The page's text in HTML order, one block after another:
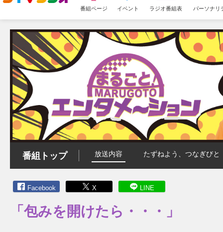
ュ
ー
番組ページ イベント ラジオ番組表 パーソナリ
番組トップ 放送内容 たずねよう、つなぎびと
Facebook X LINE
「包みを開けたら・・・」